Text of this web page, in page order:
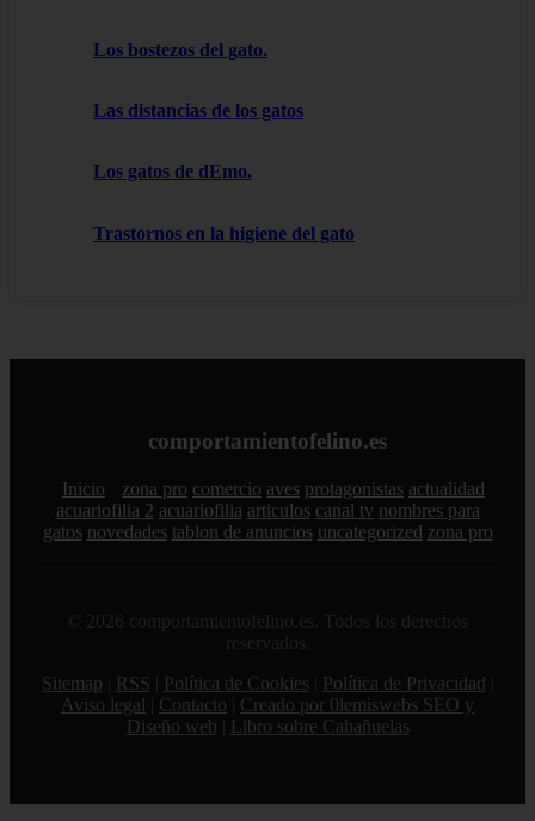
Los bostezos del gato.
Las distancias de los gatos
Los gatos de dEmo.
Trastornos en la higiene del gato
comportamientofelino.es
Inicio zona pro comercio aves protagonistas actualidad
acuariofilia 2 acuariofilia articulos canal tv nombres para
gatos novedades tablon de anuncios uncategorized zona pro
© 2026 comportamientofelino.es. Todos los derechos
reservados.
Sitemap
RSS Política de Cookies Política de Privacidad
Aviso legal
Contacto
Creado por 0lemiswebs SEO y
Diseño web
Libro sobre Cabañuelas